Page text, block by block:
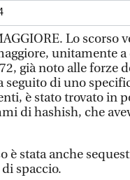
Lo
unitamente
già noto alle forze
seguito di uno
è stato trovato in
di hashish, che
è stata anche
spaccio.